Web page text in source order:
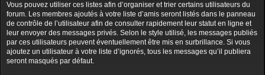
Vous pouvez utiliser ces listes afin d’organiser et trier certains utilisateurs du
forum. Les membres ajoutés à votre liste d’amis seront listés dans le panneau
de contrôle de l’utilisateur afin de consulter rapidement leur statut en ligne et
leur envoyer des messages privés. Selon le style utilisé, les messages publiés
par ces utilisateurs peuvent éventuellement être mis en surbrillance. Si vous
ajoutez un utilisateur à votre liste d’ignorés, tous les messages qu’il publiera
seront masqués par défaut.